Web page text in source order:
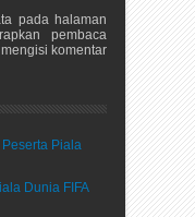
pada halaman
pembaca
komentar
Piala
Dunia FIFA